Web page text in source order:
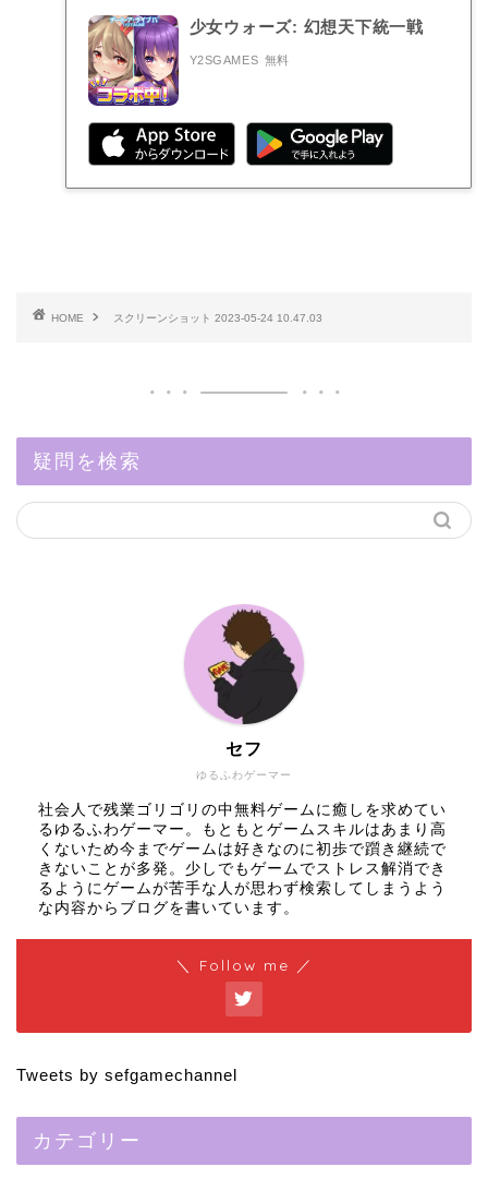
少女ウォーズ: 幻想天下統一戦
Y2SGAMES 無料
HOME スクリーンショット 2023-05-24 10.47.03
疑問を検索
ゆるふわゲーマー
セフ
社会人で残業ゴリゴリの中無料ゲームに癒しを求めてい
るゆるふわゲーマー。もともとゲームスキルはあまり高
くないため今までゲームは好きなのに初歩で躓き継続で
きないことが多発。少しでもゲームでストレス解消でき
るようにゲームが苦手な人が思わず検索してしまうよう
な内容からブログを書いています。
＼ Follow me ／
Tweets by sefgamechannel
カテゴリー